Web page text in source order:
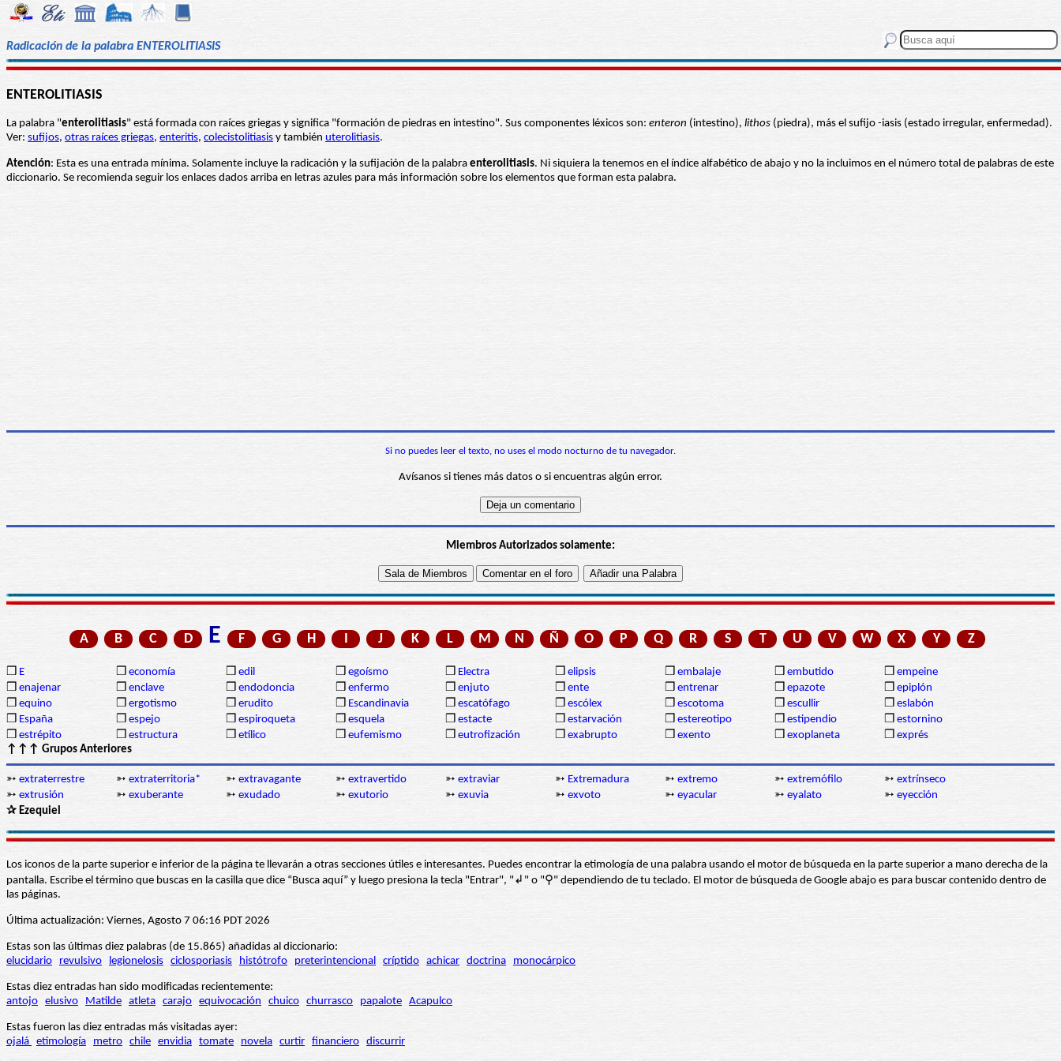
Radicación de la palabra ENTEROLITIASIS
ENTEROLITIASIS
La palabra "enterolitiasis" está formada con raíces griegas y significa "formación de piedras en intestino". Sus componentes léxicos son: enteron (intestino), lithos (piedra), más el sufijo -iasis (estado irregular, enfermedad).
Ver: sufijos, otras raíces griegas, enteritis, colecistolitiasis y también uterolitiasis.
Atención: Esta es una entrada mínima. Solamente incluye la radicación y la sufijación de la palabra enterolitiasis. Ni siquiera la tenemos en el índice alfabético de abajo y no la incluimos en el número total de palabras de este
diccionario. Se recomienda seguir los enlaces dados arriba en letras azules para más información sobre los elementos que forman esta palabra.
Si no puedes leer el texto, no uses el modo nocturno de tu navegador.
Avísanos si tienes más datos o si encuentras algún error.
Miembros Autorizados solamente:
A B C D E F G H I J K L M N Ñ O P Q R S T U V W X Y Z
❒ E ❒ economía ❒ edil ❒ egoísmo ❒ Electra ❒ elipsis ❒ embalaje ❒ embutido ❒ empeine
❒ enajenar ❒ enclave ❒ endodoncia ❒ enfermo ❒ enjuto ❒ ente ❒ entrenar ❒ epazote ❒ epiplón
❒ equino ❒ ergotismo ❒ erudito ❒ Escandinavia ❒ escatófago ❒ escólex ❒ escotoma ❒ escullir ❒ eslabón
❒ España ❒ espejo ❒ espiroqueta ❒ esquela ❒ estacte ❒ estarvación ❒ estereotipo ❒ estipendio ❒ estornino
❒ estrépito ❒ estructura ❒ etílico ❒ eufemismo ❒ eutrofización ❒ exabrupto ❒ exento ❒ exoplaneta ❒ exprés
↑↑↑ Grupos Anteriores
➳ extraterrestre ➳ extraterritoria* ➳ extravagante ➳ extravertido ➳ extraviar ➳ Extremadura ➳ extremo ➳ extremófilo ➳ extrínseco
➳ extrusión ➳ exuberante ➳ exudado ➳ exutorio ➳ exuvia ➳ exvoto ➳ eyacular ➳ eyalato ➳ eyección
✰ Ezequiel
Los iconos de la parte superior e inferior de la página te llevarán a otras secciones útiles e interesantes. Puedes encontrar la etimología de una palabra usando el motor de búsqueda en la parte superior a mano derecha de la
pantalla. Escribe el término que buscas en la casilla que dice “Busca aquí” y luego presiona la tecla "Entrar", "↲" o "⚲" dependiendo de tu teclado. El motor de búsqueda de Google abajo es para buscar contenido dentro de
las páginas.
Última actualización: Viernes, Agosto 7 06:16 PDT 2026
Estas son las últimas diez palabras (de 15.865) añadidas al diccionario:
elucidario
revulsivo legionelosis ciclosporiasis histótrofo preterintencional críptido achicar doctrina monocárpico
Estas diez entradas han sido modificadas recientemente:
antojo elusivo Matilde atleta carajo equivocación chuico churrasco papalote Acapulco
Estas fueron las diez entradas más visitadas ayer:
ojalá etimología metro chile envidia tomate novela curtir financiero discurrir